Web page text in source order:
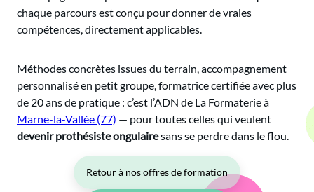
prothésiste ongulaire indépendante
et en vivre —
à Marne-la-Vallée et au-delà.
chaque parcours est conçu pour donner de vraies
compétences, directement applicables.
Méthodes concrètes issues du terrain, accompagnement
personnalisé en petit groupe, formatrice certifiée avec plus
de 20 ans de pratique : c’est l’ADN de La Formaterie à
Marne-la-Vallée (77) — pour toutes celles qui veulent
devenir prothésiste ongulairesans se perdre dans le flou.
Retour à nos offres de formation